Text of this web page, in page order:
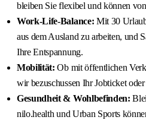
bleiben Sie flexibel und können
Work-Life-Balance: Mit 30
aus dem Ausland zu arbeiten, und
Ihre Entspannung.
Mobilität: Ob mit öffentlichen
wir bezuschussen Ihr Jobticket
Gesundheit & Wohlbefinden:
nilo.health und Urban Sports